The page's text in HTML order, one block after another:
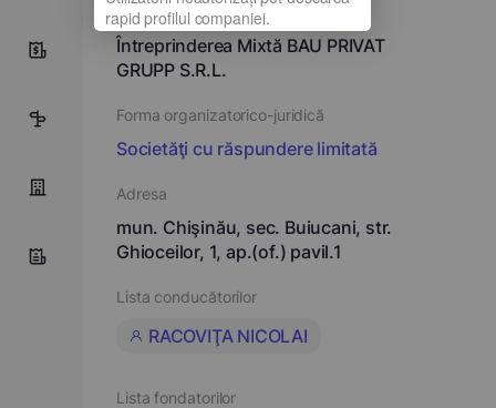
8
2
Denumirea completă
Întreprinderea Mixtă BAU PRIVAT
GRUPP S.R.L.
Forma organizatorico-juridică
Societăţi cu răspundere limitată
Adresa
mun. Chişinău, sec. Buiucani, str.
Ghioceilor, 1, ap.(of.) pavil.1
Lista conducătorilor
RACOVIŢA NICOLAI
Lista fondatorilor